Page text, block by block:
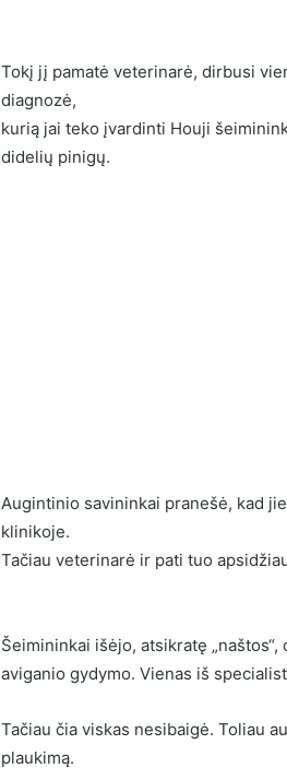
Tokį jį pamatė veterinarė, dirbusi
diagnozė,
kurią jai teko įvardinti Houji
didelių pinigų.
Augintinio savininkai pranešė, kad
klinikoje.
Tačiau veterinarė ir pati tuo
Šeimininkai išėjo, atsikratę
aviganio gydymo. Vienas iš
Tačiau čia viskas nesibaigė. Toliau
plaukimą.